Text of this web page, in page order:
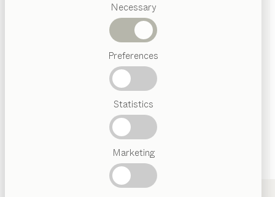
Necessary
Preferences
Statistics
Marketing
Österreichisches
Handwerk
Wenn nicht anders angeführt, werden alle
Holzoberflächen mit reinem Naturöl veredelt.